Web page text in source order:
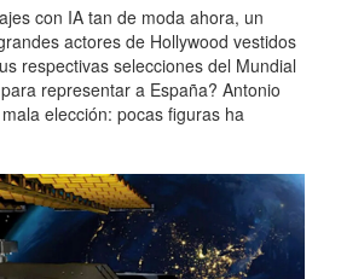
con IA tan de moda ahora, un
actores de Hollywood vestidos
respectivas selecciones del Mundial
representar a España? Antonio
elección: pocas figuras ha